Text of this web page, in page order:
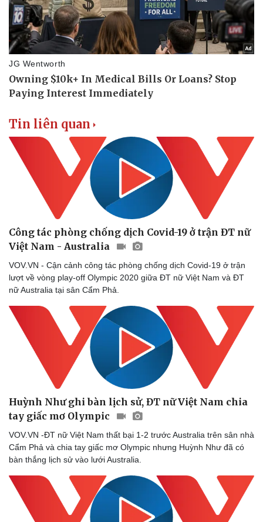
Doanh nghiệp
Thông tin doanh nghiệp
Công nghệ
Sành điệu
Tin liên quan
Công tác phòng chống dịch Covid-19 ở trận ĐT nữ
Việt Nam - Australia
VOV.VN - Cận cảnh công tác phòng chống dịch Covid-19 ở trận
lượt về vòng play-off Olympic 2020 giữa ĐT nữ Việt Nam và ĐT
nữ Australia tại sân Cẩm Phả.
Huỳnh Như ghi bàn lịch sử, ĐT nữ Việt Nam chia
tay giấc mơ Olympic
VOV.VN -ĐT nữ Việt Nam thất bại 1-2 trước Australia trên sân nhà
Cẩm Phả và chia tay giấc mơ Olympic nhưng Huỳnh Như đã có
bàn thắng lịch sử vào lưới Australia.